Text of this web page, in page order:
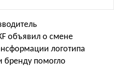
объявил о смене
логотипа
бренду помогло